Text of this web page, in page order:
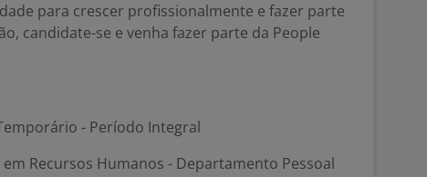
para crescer profissionalmente e fazer parte
candidate-se e venha fazer parte da People
- Período Integral
Recursos Humanos - Departamento Pessoal